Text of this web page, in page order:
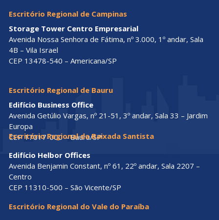
Escritório Regional de Campinas
Storage Tower Centro Empresarial
Avenida Nossa Senhora de Fátima, nº 3.000, 1º andar, Sala
4B – Vila Israel
CEP 13478-540 – Americana/SP
Escritório Regional de Bauru
Edifício Business Office
Avenida Getúlio Vargas, nº 21-51, 3º andar, Sala 33 – Jardim
Europa
CEP 17017-000 – Bauru/SP
Escritório Regional da Baixada Santista
Edifício Helbor Offices
Avenida Benjamin Constant, nº 61, 22º andar, Sala 2207 –
Centro
CEP 11310-500 – São Vicente/SP
Escritório Regional do Vale do Paraíba